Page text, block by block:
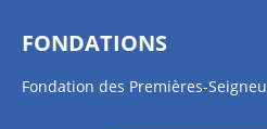
FONDATIONS
Fondation des Premières-